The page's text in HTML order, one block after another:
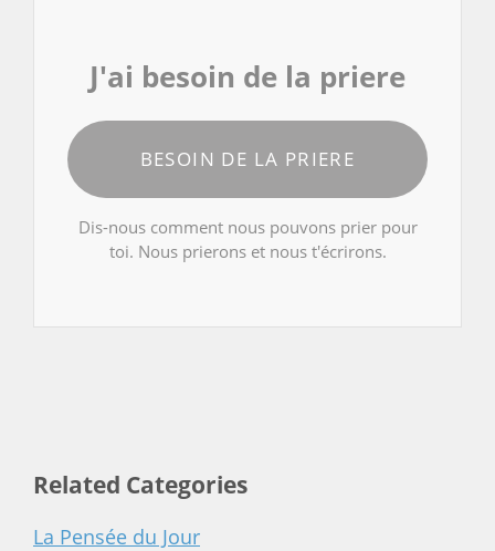
J'ai besoin de la priere
BESOIN DE LA PRIERE
Dis-nous comment nous pouvons prier pour
toi. Nous prierons et nous t'écrirons.
Related Categories
La Pensée du Jour